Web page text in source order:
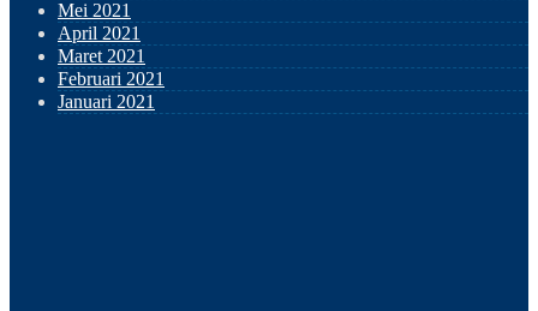
Mei 2021
April 2021
Maret 2021
Februari 2021
Januari 2021